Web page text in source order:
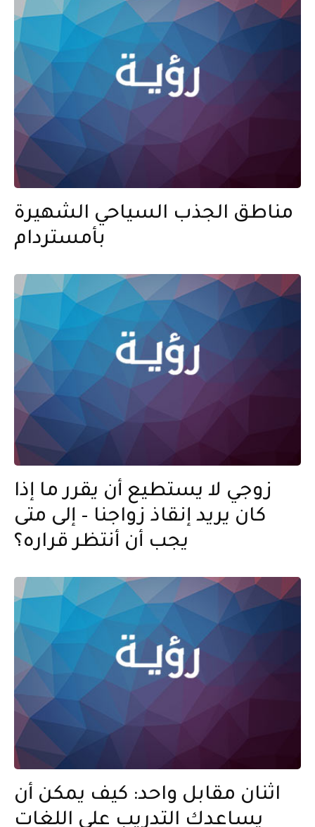
مناطق الجذب السياحي الشهيرة
بأمستردام
زوجي لا يستطيع أن يقرر ما إذا
كان يريد إنقاذ زواجنا – إلى متى
يجب أن أنتظر قراره؟
اثنان مقابل واحد: كيف يمكن أن
يساعدك التدريب على اللغات